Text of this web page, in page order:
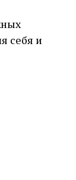
себя и